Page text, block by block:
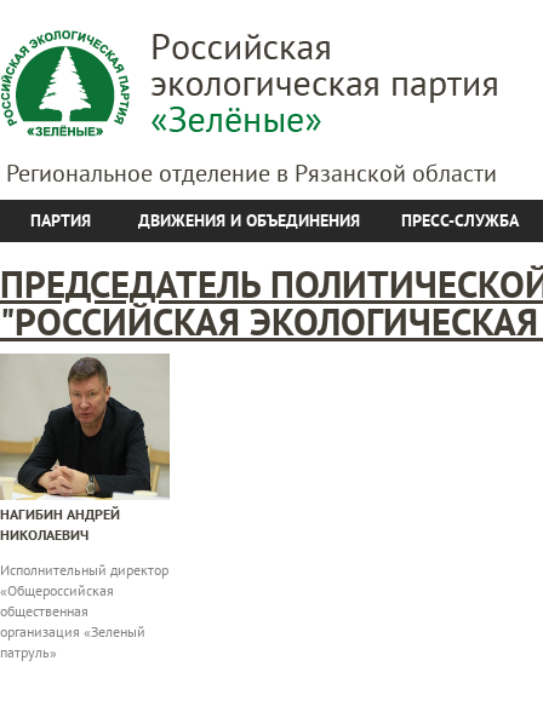
Региональное отделение в Рязанской области
ПАРТИЯ ДВИЖЕНИЯ И ОБЪЕДИНЕНИЯ ПРЕСС-СЛУЖБА
ПРЕДСЕДАТЕЛЬ
"РОССИЙСКАЯ
НАГИБИН АНДРЕЙ
НИКОЛАЕВИЧ
Исполнительный директор
«Общероссийская
общественная
организация «Зеленый
патруль»